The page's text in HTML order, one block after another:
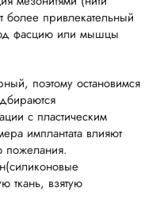
привлекательный
фасцию или мышцы
поэтому остановимся
с пластическим
имплантата влияют
пожелания.
ткань, взятую